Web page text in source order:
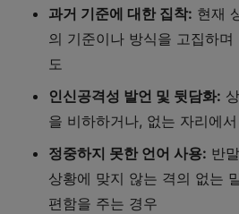
과거 기준에 대한 집착: 현재
의 기준이나 방식을 고집하
도
인신공격성 발언 및 뒷담화:
을 비하하거나, 없는 자리에
정중하지 못한 언어 사용: 반
상황에 맞지 않는 격의 없는
편함을 주는 경우